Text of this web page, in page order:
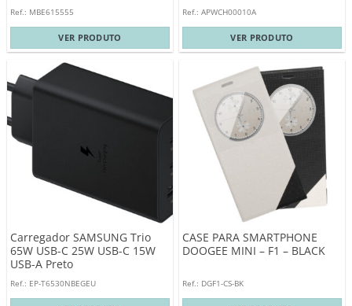
Ref.: MBE615555
VER PRODUTO
Ref.: APWCH00010A
VER PRODUTO
Carregador SAMSUNG Trio
65W USB-C 25W USB-C 15W
USB-A Preto
Ref.: EP-T6530NBEGEU
CASE PARA SMARTPHONE
DOOGEE MINI – F1 – BLACK
Ref.: DGF1-CS-BK